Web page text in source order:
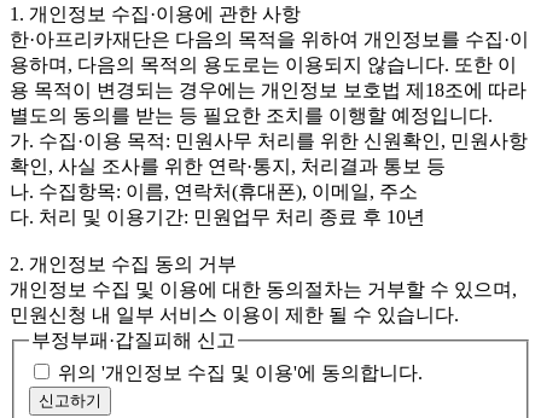
1. 개인정보 수집·이용에 관한 사항
한·아프리카재단은 다음의 목적을 위하여 개인정보를 수집·이
용하며, 다음의 목적의 용도로는 이용되지 않습니다. 또한 이
용 목적이 변경되는 경우에는 개인정보 보호법 제18조에 따라
별도의 동의를 받는 등 필요한 조치를 이행할 예정입니다.
가. 수집·이용 목적: 민원사무 처리를 위한 신원확인, 민원사항
확인, 사실 조사를 위한 연락·통지, 처리결과 통보 등
나. 수집항목: 이름, 연락처(휴대폰), 이메일, 주소
다. 처리 및 이용기간: 민원업무 처리 종료 후 10년
2. 개인정보 수집 동의 거부
개인정보 수집 및 이용에 대한 동의절차는 거부할 수 있으며,
민원신청 내 일부 서비스 이용이 제한 될 수 있습니다.
부정부패·갑질피해 신고
위의 '개인정보 수집 및 이용'에 동의합니다.
신고하기